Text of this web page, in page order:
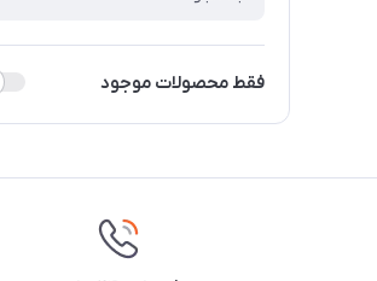
فقط محصولات موجود